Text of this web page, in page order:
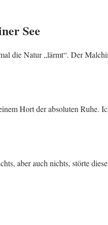
See
die Natur „lärmt“. Der
Hort der absoluten
aber auch nichts, störte